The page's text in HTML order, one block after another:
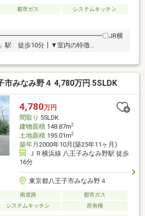
都市ガス
システムキッチン
〇JR横
」駅 徒歩10分┃▼室内の特徴
㎡ (61.6坪) 〇カースペース2台ご
制限あり）〇リビング・ダイニング部分
ます。〇平成9年10月築、三井ハウス旧
・北西の角地。開放感ある立地条件で
幅員が約8.0m、北西側の幅員が約6.0mと
市みなみ野４ 4,780万円 5SLDK
4,780万円
間取り 5SLDK
建物面積148.87m2
土地面積195.01m2
築年月 2000年10月(築25年11ヶ月)
ＪＲ横浜線 八王子みなみ野駅 徒歩
16分
東京都八王子市みなみ野４
南道路
都市ガス
システムキッチン 所有権